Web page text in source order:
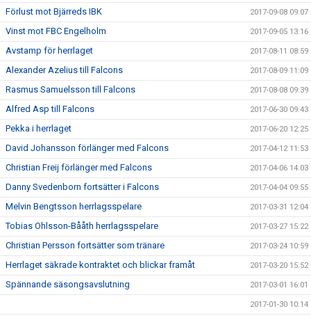
Förlust mot Bjärreds IBK 2017-09-08 09:07
Vinst mot FBC Engelholm 2017-09-05 13:16
Avstamp för herrlaget 2017-08-11 08:59
Alexander Azelius till Falcons 2017-08-09 11:09
Rasmus Samuelsson till Falcons 2017-08-08 09:39
Alfred Asp till Falcons 2017-06-30 09:43
Pekka i herrlaget 2017-06-20 12:25
David Johansson förlänger med Falcons 2017-04-12 11:53
Christian Freij förlänger med Falcons 2017-04-06 14:03
Danny Svedenborn fortsätter i Falcons 2017-04-04 09:55
Melvin Bengtsson herrlagsspelare 2017-03-31 12:04
Tobias Ohlsson-Bååth herrlagsspelare 2017-03-27 15:22
Christian Persson fortsätter som tränare 2017-03-24 10:59
Herrlaget säkrade kontraktet och blickar framåt 2017-03-20 15:52
Spännande säsongsavslutning 2017-03-01 16:01
2017-01-30 10:14